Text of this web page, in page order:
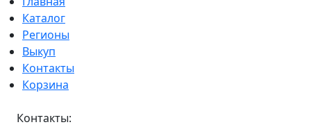
Каталог
Регионы
Выкуп
Контакты
Корзина
Контакты: